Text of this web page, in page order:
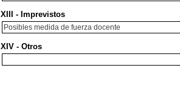
XIII - Imprevistos
Posibles medida de fuerza docente
XIV - Otros